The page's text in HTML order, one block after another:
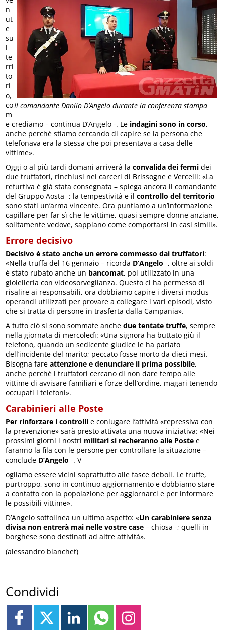
Il comandante Danilo D’Angelo durante la conferenza stampa
n
ut
e
su
l
te
rri
to
ri
o,
co
m
e crediamo – continua D’Angelo -. Le indagini sono in corso,
anche perché stiamo cercando di capire se la persona che
telefonava era la stessa che poi presentava a casa delle
vittime».
Oggi o al più tardi domani arriverà laconvalida dei fermi dei
due truffatori, rinchiusi nei carceri di Brissogne e Vercelli: «La
refurtiva è già stata consegnata – spiega ancora il comandante
del Gruppo Aosta -; la tempestività e ilcontrollo del territorio
sono stati un’arma vincente. Ora puntiamo a un’informazione
capillare per far sì che le vittime, quasi sempre donne anziane,
solitamente vedove, sappiano come comportarsi in casi simili».
Errore decisivo
Decisivo è stato anche un errore commesso dai truffatori:
«Nella truffa del 16 gennaio – ricorda D’Angelo -, oltre ai soldi
è stato rubato anche un bancomat, poi utilizzato in una
gioielleria con videosorveglianza. Questo ci ha permesso di
risalire ai responsabili, ora dobbiamo capire i diversi modus
operandi utilizzati per provare a collegare i vari episodi, visto
che si tratta di persone in trasferta dalla Campania».
A tutto ciò si sono sommate anchedue tentate truffe, sempre
nella giornata di mercoledì: «Una signora ha buttato giù il
telefono, quando un sedicente giudice le ha parlato
dell’incidente del marito; peccato fosse morto da dieci mesi.
Bisogna fareattenzione e denunciare il prima possibile,
anche perché i truffatori cercano di non dare tempo alle
vittime di avvisare familiari e forze dell’ordine, magari tenendo
occupati i telefoni».
Carabinieri alle Poste
Per rinforzare i controlli e coniugare l’attività «repressiva con
la prevenzione» sarà presto attivata una nuova iniziativa: «Nei
prossimi giorni i nostri militari si recheranno alle Poste e
faranno la fila con le persone per controllare la situazione –
conclude D’Angelo -. V
ogliamo essere vicini soprattutto alle fasce deboli. Le truffe,
purtroppo, sono in continuo aggiornamento e dobbiamo stare
a contatto con la popolazione per aggiornarci e per informare
le possibili vittime».
D’Angelo sottolinea un ultimo aspetto: «Un carabiniere senza
divisa non entrerà mai nelle vostre case – chiosa -; quelli in
borghese sono destinati ad altre attività».
(alessandro bianchet)
Condividi